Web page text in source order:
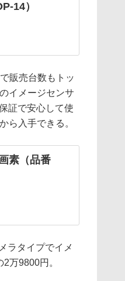
14）
販売台数もトッ
イメージセンサ
証で安心して使
ら入手できる。
素（品番
ラタイプでイメ
万9800円。